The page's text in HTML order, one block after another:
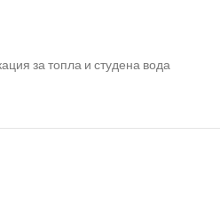
за топла и студена вода